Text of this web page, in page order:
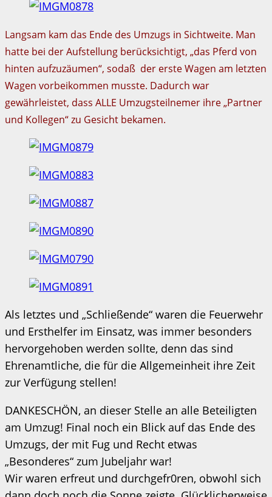
Langsam kam das Ende des Umzugs in Sichtweite. Man
hatte bei der Aufstellung berücksichtigt, „das Pferd von
hinten aufzuzäumen“, sodaß der erste Wagen am letzten
Wagen vorbeikommen musste. Dadurch war
gewährleistet, dass ALLE Umzugsteilnemer ihre „Partner
und Kollegen“ zu Gesicht bekamen.
Als letztes und „Schließende“ waren die Feuerwehr
und Ersthelfer im Einsatz, was immer besonders
hervorgehoben werden sollte, denn das sind
Ehrenamtliche, die für die Allgemeinheit ihre Zeit
zur Verfügung stellen!
DANKESCHÖN, an dieser Stelle an alle Beteiligten
am Umzug! Final noch ein Blick auf das Ende des
Umzugs, der mit Fug und Recht etwas
„Besonderes“ zum Jubeljahr war!
Wir waren erfreut und durchgefr0ren, obwohl sich